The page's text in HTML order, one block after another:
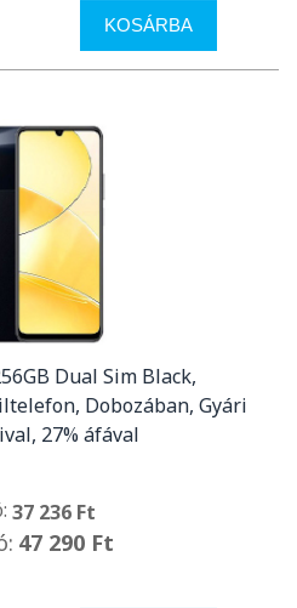
KOSÁRBA
Dual Sim Black,
Dobozában, Gyári
27% áfával
37 236 Ft
47 290 Ft